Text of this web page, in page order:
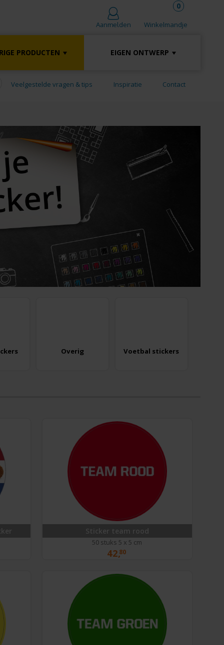
Aanmelden Winkelmandje
0
PRODUCTEN EIGEN ONTWERP
Veelgestelde vragen & tips Inspiratie Contact
Overig Voetbal stickers
Sticker team rood
50 stuks 5 x 5 cm
42,80